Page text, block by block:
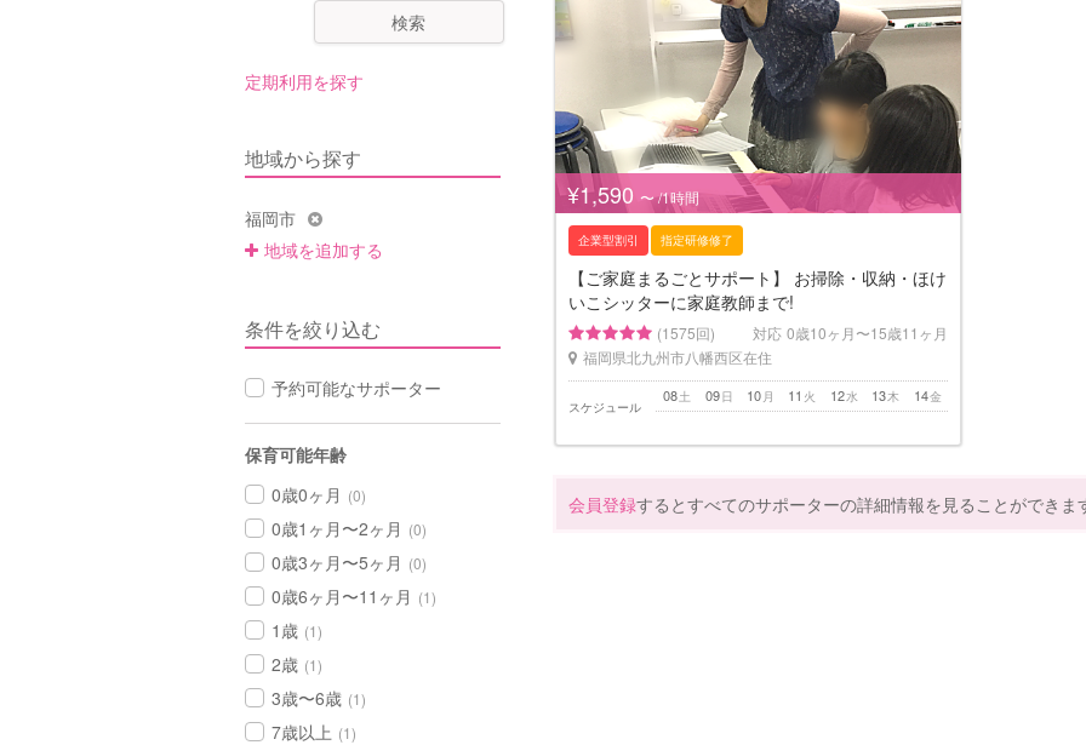
検索
定期利用を探す
地域から探す
福岡市
地域を追加する
条件を絞り込む
予約可能なサポーター
保育可能年齢
0歳0ヶ月 (0)
0歳1ヶ月〜2ヶ月 (0)
0歳3ヶ月〜5ヶ月 (0)
0歳6ヶ月〜11ヶ月 (1)
1歳 (1)
2歳 (1)
3歳〜6歳 (1)
7歳以上 (1)
¥1,590 〜 /1時間
企業型割引 指定研修修了
【ご家庭まるごとサポート】 お掃除・収納・ほけ
いこシッターに家庭教師まで!
(1575回) 対応 0歳10ヶ月〜15歳11ヶ月
福岡県北九州市八幡西区在住
スケジュール
土
08 日
09 月
10 火
11 水
12 木
13 金
14
会員登録するとすべてのサポーターの詳細情報を見ることができま